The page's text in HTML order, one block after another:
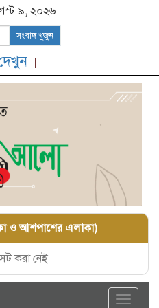
৯, ২০২৬
সংবাদ খুজুন
ও আশপাশের এলাকা)
করা নেই।
Toggle